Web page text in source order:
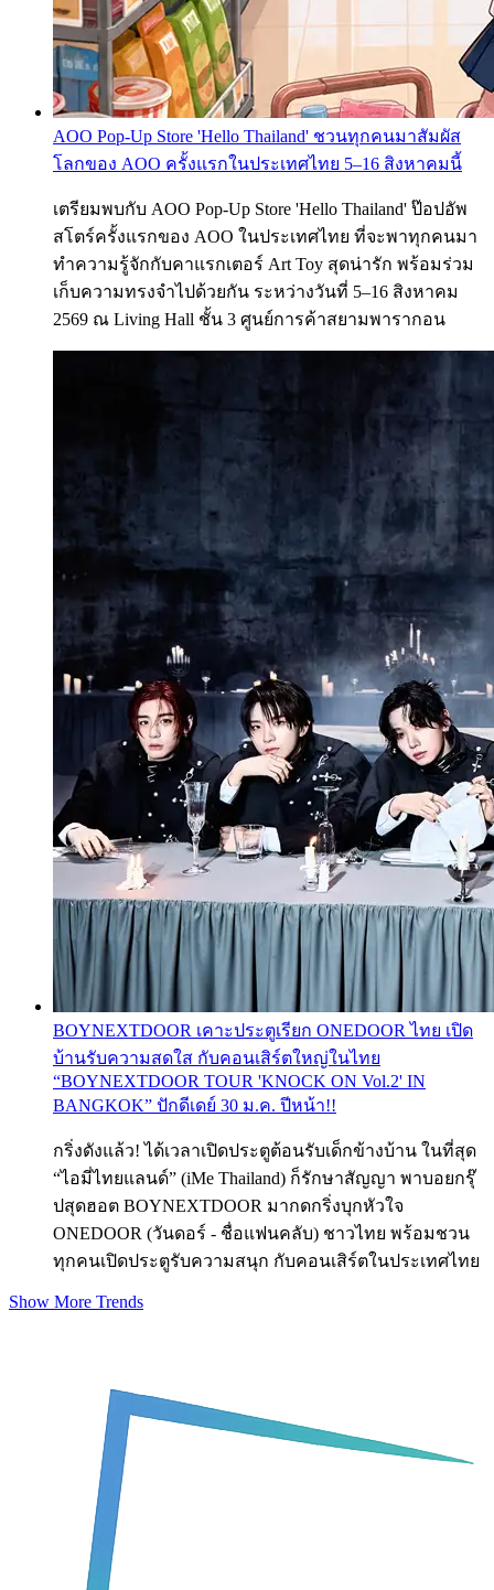
AOO Pop-Up Store 'Hello Thailand' ชวนทุกคนมาสัมผัส
โลกของ AOO ครั้งแรกในประเทศไทย 5–16 สิงหาคมนี้
เตรียมพบกับ AOO Pop-Up Store 'Hello Thailand' ป๊อปอัพ
สโตร์ครั้งแรกของ AOO ในประเทศไทย ที่จะพาทุกคนมา
ทำความรู้จักกับคาแรกเตอร์ Art Toy สุดน่ารัก พร้อมร่วม
เก็บความทรงจำไปด้วยกัน ระหว่างวันที่ 5–16 สิงหาคม
2569 ณ Living Hall ชั้น 3 ศูนย์การค้าสยามพารากอน
BOYNEXTDOOR เคาะประตูเรียก ONEDOOR ไทย เปิด
บ้านรับความสดใส กับคอนเสิร์ตใหญ่ในไทย
“BOYNEXTDOOR TOUR 'KNOCK ON Vol.2' IN
BANGKOK” ปักดีเดย์ 30 ม.ค. ปีหน้า!!
กริ่งดังแล้ว! ได้เวลาเปิดประตูต้อนรับเด็กข้างบ้าน ในที่สุด
“ไอมี่ไทยแลนด์” (iMe Thailand) ก็รักษาสัญญา พาบอยกรุ๊
ปสุดฮอต BOYNEXTDOOR มากดกริ่งบุกหัวใจ
ONEDOOR (วันดอร์ - ชื่อแฟนคลับ) ชาวไทย พร้อมชวน
ทุกคนเปิดประตูรับความสนุก กับคอนเสิร์ตในประเทศไทย
Show More Trends